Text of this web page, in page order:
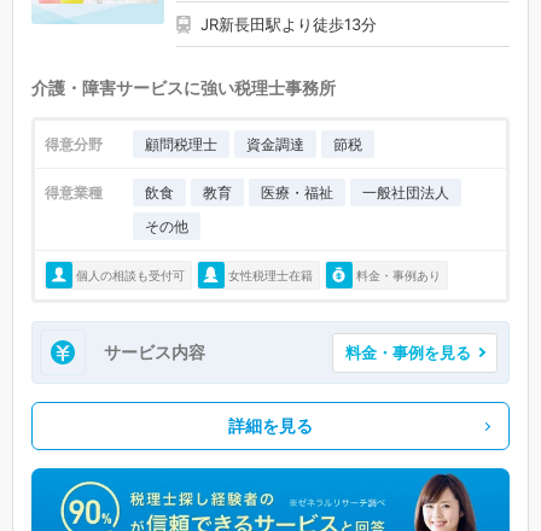
JR新長田駅より徒歩13分
介護・障害サービスに強い税理士事務所
得意分野 顧問税理士 資金調達 節税
得意業種 飲食 教育 医療・福祉
一般社団法人
その他
個人の相談も受付可 女性税理士在籍 料金・事例あり
サービス内容 料金・事例を見る
詳細を見る